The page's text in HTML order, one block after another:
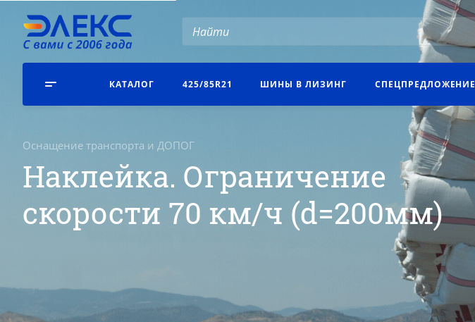
КАТАЛОГ 425/85R21 ШИНЫ В ЛИЗИНГ СПЕЦПРЕДЛОЖЕНИЕ
Оснащение транспорта и ДОПОГ
Наклейка. Ограничение
скорости 70 км/ч (d=200мм)